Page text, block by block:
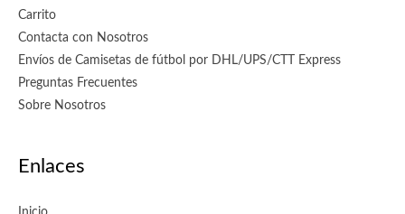
Carrito
Contacta con Nosotros
Envíos de Camisetas de fútbol por DHL/UPS/CTT Express
Preguntas Frecuentes
Sobre Nosotros
Enlaces